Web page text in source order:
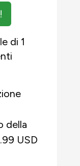
di 1
della
USD